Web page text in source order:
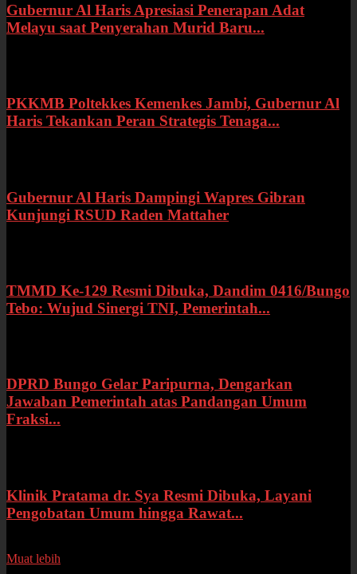
Gubernur Al Haris Apresiasi Penerapan Adat
Melayu saat Penyerahan Murid Baru...
PKKMB Poltekkes Kemenkes Jambi, Gubernur Al
Haris Tekankan Peran Strategis Tenaga...
Gubernur Al Haris Dampingi Wapres Gibran
Kunjungi RSUD Raden Mattaher
TMMD Ke-129 Resmi Dibuka, Dandim 0416/Bungo
Tebo: Wujud Sinergi TNI, Pemerintah...
DPRD Bungo Gelar Paripurna, Dengarkan
Jawaban Pemerintah atas Pandangan Umum
Fraksi...
Klinik Pratama dr. Sya Resmi Dibuka, Layani
Pengobatan Umum hingga Rawat...
Muat lebih